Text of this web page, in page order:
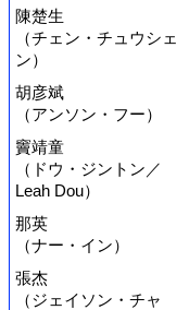
陳楚生
（チェン・チュウシェ
ン）
胡彦斌
（アンソン・フー）
竇靖童
（ドウ・ジントン／
Leah Dou）
那英
（ナー・イン）
張杰
（ジェイソン・チャ